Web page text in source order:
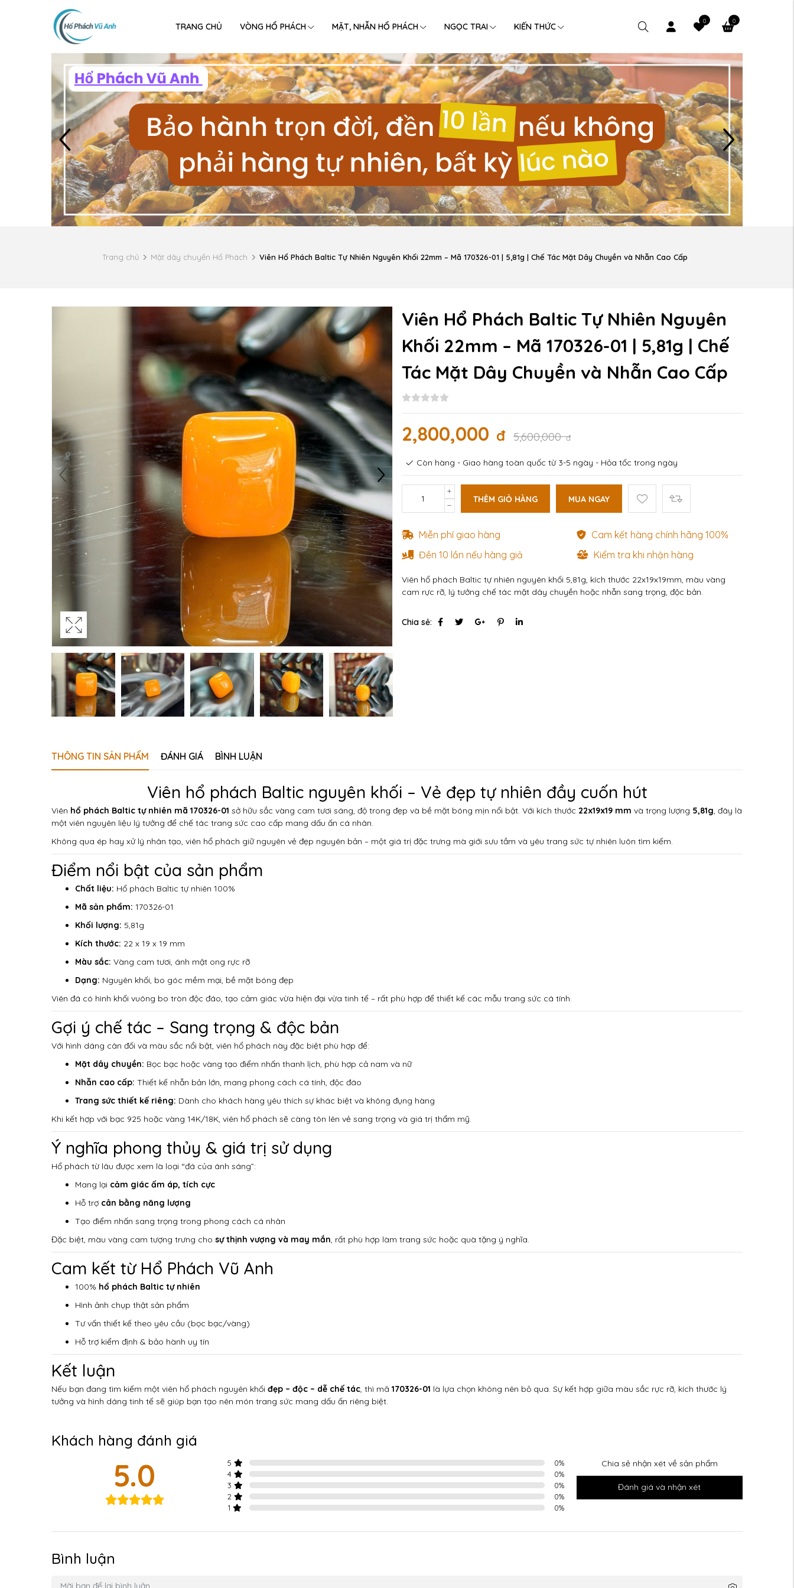
TRANG CHỦ VÒNG HỔ PHÁCH MẶT, NHẪN HỔ PHÁCH NGỌC TRAI KIẾN THỨC
0
0
Trang chủ Mặt dây chuyền Hổ Phách Viên Hổ Phách Baltic Tự Nhiên Nguyên Khối 22mm – Mã 170326-01 | 5,81g | Chế Tác Mặt Dây Chuyền và Nhẫn Cao Cấp
Viên Hổ Phách Baltic Tự Nhiên Nguyên
Khối 22mm – Mã 170326-01 | 5,81g | Chế
Tác Mặt Dây Chuyền và Nhẫn Cao Cấp
2,800,000 đ 5,600,000đ
Còn hàng - Giao hàng toàn quốc từ 3-5 ngày - Hỏa tốc trong ngày
THÊM GIỎ HÀNG MUA NGAY
Miễn phí giao hàng
Cam kết hàng chính hãng 100%
Đền 10 lần nếu hàng giả
Kiểm tra khi nhận hàng
Viên hổ phách Baltic tự nhiên nguyên khối 5,81g, kích thước 22x19x19mm, màu vàng
cam rực rỡ, lý tưởng chế tác mặt dây chuyền hoặc nhẫn sang trọng, độc bản.
Chia sẻ:
THÔNG TIN SẢN PHẨM ĐÁNH GIÁ BÌNH LUẬN
Viên hổ phách Baltic nguyên khối – Vẻ đẹp tự nhiên đầy cuốn hút
Viên hổ phách Baltic tự nhiên mã 170326-01 sở hữu sắc vàng cam tươi sáng, độ trong đẹp và bề mặt bóng mịn nổi bật. Với kích thước 22x19x19 mm và trọng lượng 5,81g , đây là
một viên nguyên liệu lý tưởng để chế tác trang sức cao cấp mang dấu ấn cá nhân.
Không qua ép hay xử lý nhân tạo, viên hổ phách giữ nguyên vẻ đẹp nguyên bản – một giá trị đặc trưng mà giới sưu tầm và yêu trang sức tự nhiên luôn tìm kiếm.
Điểm nổi bật của sản phẩm
Chất liệu: Hổ phách Baltic tự nhiên 100%
Mã sản phẩm: 170326-01
Khối lượng: 5,81g
Kích thước: 22 x 19 x 19 mm
Màu sắc: Vàng cam tươi, ánh mật ong rực rỡ
Dạng: Nguyên khối, bo góc mềm mại, bề mặt bóng đẹp
Viên đá có hình khối vuông bo tròn độc đáo, tạo cảm giác vừa hiện đại vừa tinh tế – rất phù hợp để thiết kế các mẫu trang sức cá tính.
Gợi ý chế tác – Sang trọng & độc bản
Với hình dáng cân đối và màu sắc nổi bật, viên hổ phách này đặc biệt phù hợp để:
Mặt dây chuyền: Bọc bạc hoặc vàng tạo điểm nhấn thanh lịch, phù hợp cả nam và nữ
Nhẫn cao cấp: Thiết kế nhẫn bản lớn, mang phong cách cá tính, độc đáo
Trang sức thiết kế riêng: Dành cho khách hàng yêu thích sự khác biệt và không đụng hàng
Khi kết hợp với bạc 925 hoặc vàng 14K/18K, viên hổ phách sẽ càng tôn lên vẻ sang trọng và giá trị thẩm mỹ.
Ý nghĩa phong thủy & giá trị sử dụng
Hổ phách từ lâu được xem là loại “đá của ánh sáng”:
Mang lại cảm giác ấm áp, tích cực
Hỗ trợ cân bằng năng lượng
Tạo điểm nhấn sang trọng trong phong cách cá nhân
Đặc biệt, màu vàng cam tượng trưng cho sự thịnh vượng và may mắn , rất phù hợp làm trang sức hoặc quà tặng ý nghĩa.
Cam kết từ Hổ Phách Vũ Anh
100% hổ phách Baltic tự nhiên
Hình ảnh chụp thật sản phẩm
Tư vấn thiết kế theo yêu cầu (bọc bạc/vàng)
Hỗ trợ kiểm định & bảo hành uy tín
Kết luận
Nếu bạn đang tìm kiếm một viên hổ phách nguyên khối đẹp – độc – dễ chế tác , thì mã 170326-01 là lựa chọn không nên bỏ qua. Sự kết hợp giữa màu sắc rực rỡ, kích thước lý
tưởng và hình dáng tinh tế sẽ giúp bạn tạo nên món trang sức mang dấu ấn riêng biệt.
Khách hàng đánh giá
5.0 5 0%
4
0%
3
0%
2
0%
1
0%
Chia sẻ nhận xét về sản phẩm
Đánh giá và nhận xét
Bình luận